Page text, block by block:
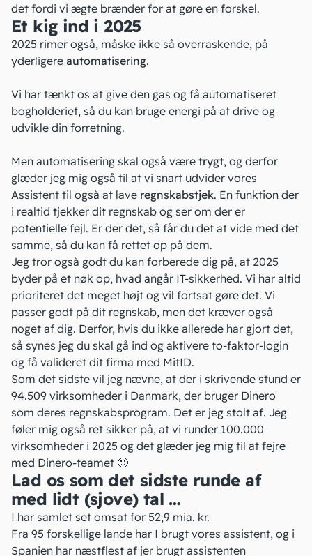
det fordi vi ægte brænder for at gøre en forskel.
Et kig ind i 2025
2025 rimer også, måske ikke så overraskende, på
yderligere automatisering.
Vi har tænkt os at give den gas og få automatiseret
bogholderiet, så du kan bruge energi på at drive og
udvikle din forretning.
Men automatisering skal også være trygt, og derfor
glæder jeg mig også til at vi snart udvider vores
Assistent til også at lave regnskabstjek. En funktion der
i realtid tjekker dit regnskab og ser om der er
potentielle fejl. Er der det, så får du det at vide med det
samme, så du kan få rettet op på dem.
Jeg tror også godt du kan forberede dig på, at 2025
byder på et nøk op, hvad angår IT-sikkerhed. Vi har altid
prioriteret det meget højt og vil fortsat gøre det. Vi
passer godt på dit regnskab, men det kræver også
noget af dig. Derfor, hvis du ikke allerede har gjort det,
så synes jeg du skal gå ind og aktivere to-faktor-login
og få valideret dit firma med MitID.
Som det sidste vil jeg nævne, at der i skrivende stund er
94.509 virksomheder i Danmark, der bruger Dinero
som deres regnskabsprogram. Det er jeg stolt af. Jeg
føler mig også ret sikker på, at vi runder 100.000
virksomheder i 2025 og det glæder jeg mig til at fejre
med Dinero-teamet 🙂
Lad os som det sidste runde af
med lidt (sjove) tal …
I har samlet set omsat for 52,9 mia. kr.
Fra 95 forskellige lande har I brugt vores assistent, og i
Spanien har næstflest af jer brugt assistenten